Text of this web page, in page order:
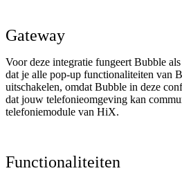
Gateway
Voor deze integratie fungeert Bubble
dat je alle pop-up functionaliteiten van
uitschakelen, omdat Bubble in deze
dat jouw telefonieomgeving kan
telefoniemodule van HiX.
Functionaliteiten